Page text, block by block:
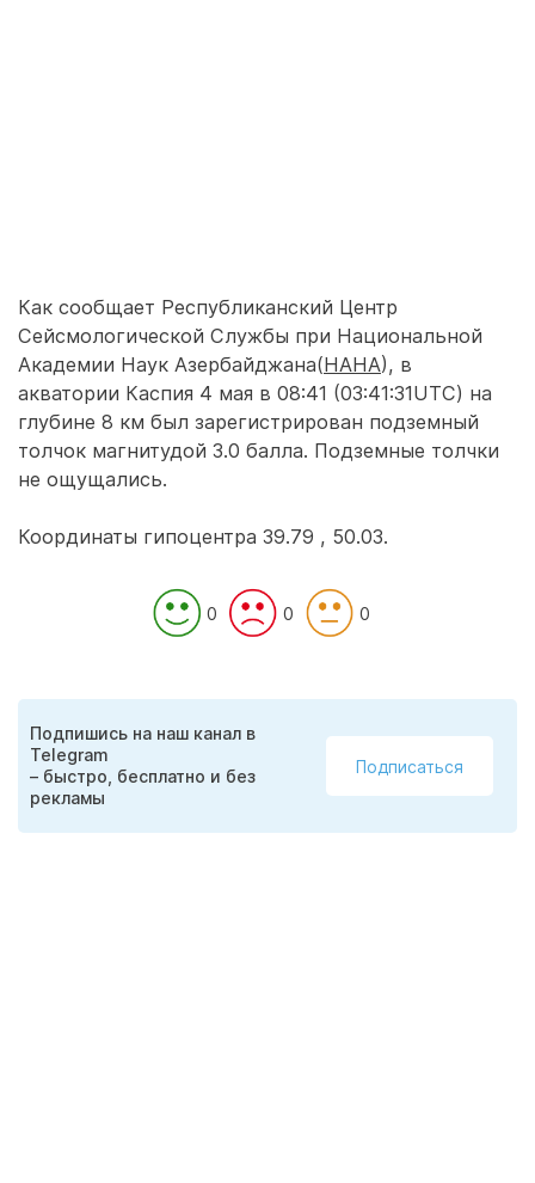
Как сообщает Республиканский Центр
Сейсмологической Службы при Национальной
Академии Наук Азербайджана(НАНА), в
акватории Каспия 4 мая в 08:41 (03:41:31UTC) на
глубине 8 км был зарегистрирован подземный
толчок магнитудой 3.0 балла. Подземные толчки
не ощущались.
Координаты гипоцентра 39.79 , 50.03.
0 0 0
Подпишись на наш канал в
Telegram
– быстро, бесплатно и без
рекламы
Подписаться